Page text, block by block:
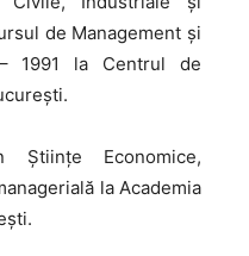
de Management și
1991 la Centrul de
Economice,
la Academia